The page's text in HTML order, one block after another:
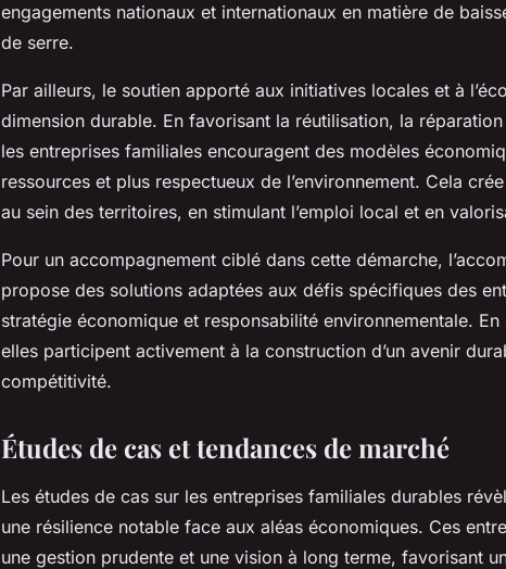
engagements nationaux et internationaux en matière de
de serre.
Par ailleurs, le soutien apporté aux initiatives locales et à
dimension durable. En favorisant la réutilisation, la
les entreprises familiales encouragent des modèles
ressources et plus respectueux de l’environnement. Cela
au sein des territoires, en stimulant l’emploi local et en
Pour un accompagnement ciblé dans cette démarche,
propose des solutions adaptées aux défis spécifiques des
stratégie économique et responsabilité environnementale. En
elles participent activement à la construction d’un avenir
compétitivité.
Études de cas et tendances de marché
Les études de cas sur les entreprises familiales durables
une résilience notable face aux aléas économiques. Ces
une gestion prudente et une vision à long terme, favorisant